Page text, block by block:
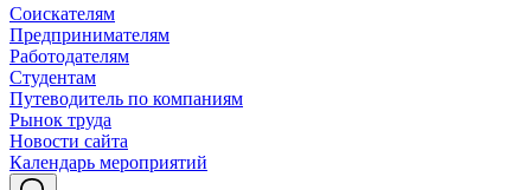
Соискателям
Предпринимателям
Работодателям
Студентам
Путеводитель по компаниям
Рынок труда
Новости сайта
Календарь мероприятий